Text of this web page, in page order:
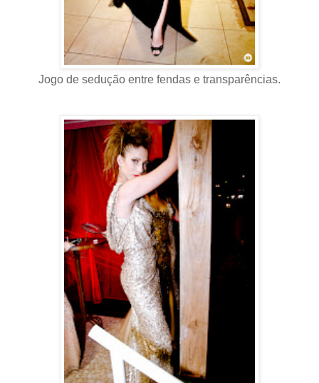
Jogo de sedução entre fendas e transparências.